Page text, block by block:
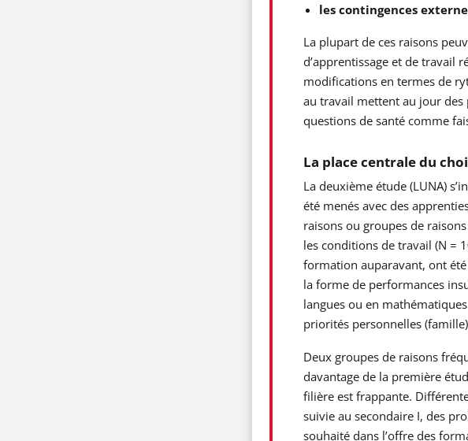
les contingences
La plupart de ces raisons
d’apprentissage et de travail
modifications en termes de
au travail mettent au jour des
questions de santé comme
La place centrale du
La deuxième étude (LUNA)
été menés avec des
raisons ou groupes de
les conditions de travail (N =
formation auparavant, ont
la forme de performances
langues ou en
priorités personnelles
Deux groupes de raisons
davantage de la première
filière est frappante.
suivie au secondaire I, des
souhaité dans l’offre des